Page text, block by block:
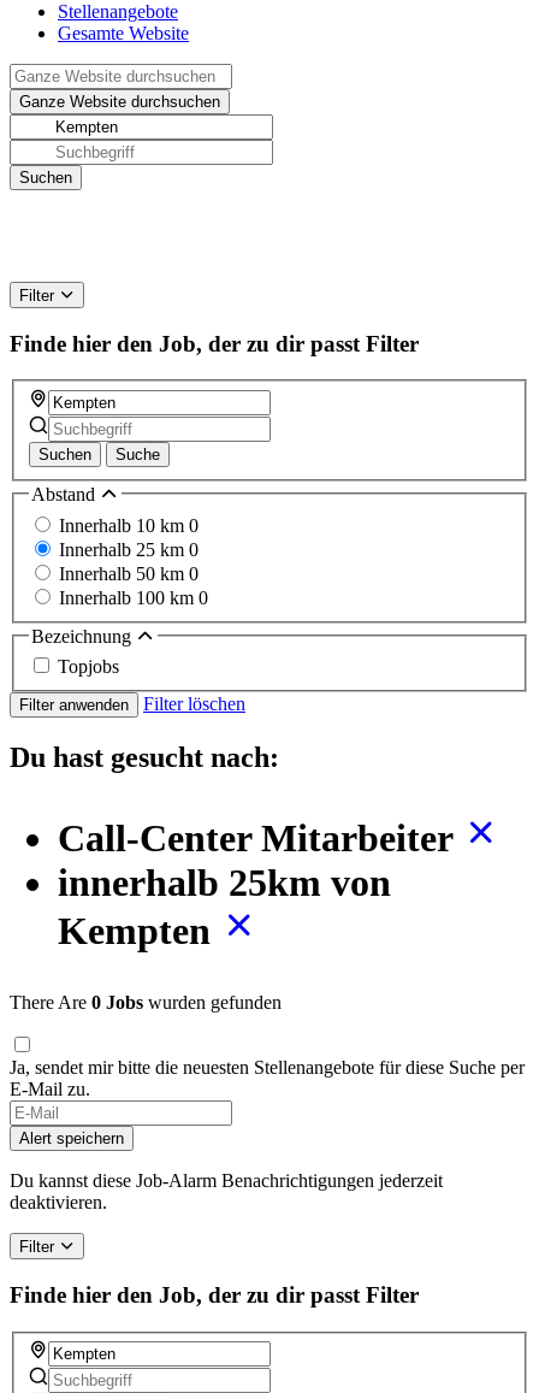
Stellenangebote
Gesamte Website
Filter
Finde hier den Job, der zu dir passt Filter
Suchen Suche
Abstand
Innerhalb 10 km 0
Innerhalb 25 km 0
Innerhalb 50 km 0
Innerhalb 100 km 0
Bezeichnung
Topjobs
Filter anwenden Filter löschen
Du hast gesucht nach:
Call-Center Mitarbeiter
innerhalb 25km von
Kempten
There Are 0 Jobs wurden gefunden
Ja, sendet mir bitte die neuesten Stellenangebote für diese Suche per
E-Mail zu.
Alert speichern
Du kannst diese Job-Alarm Benachrichtigungen jederzeit
deaktivieren.
Filter
Finde hier den Job, der zu dir passt Filter